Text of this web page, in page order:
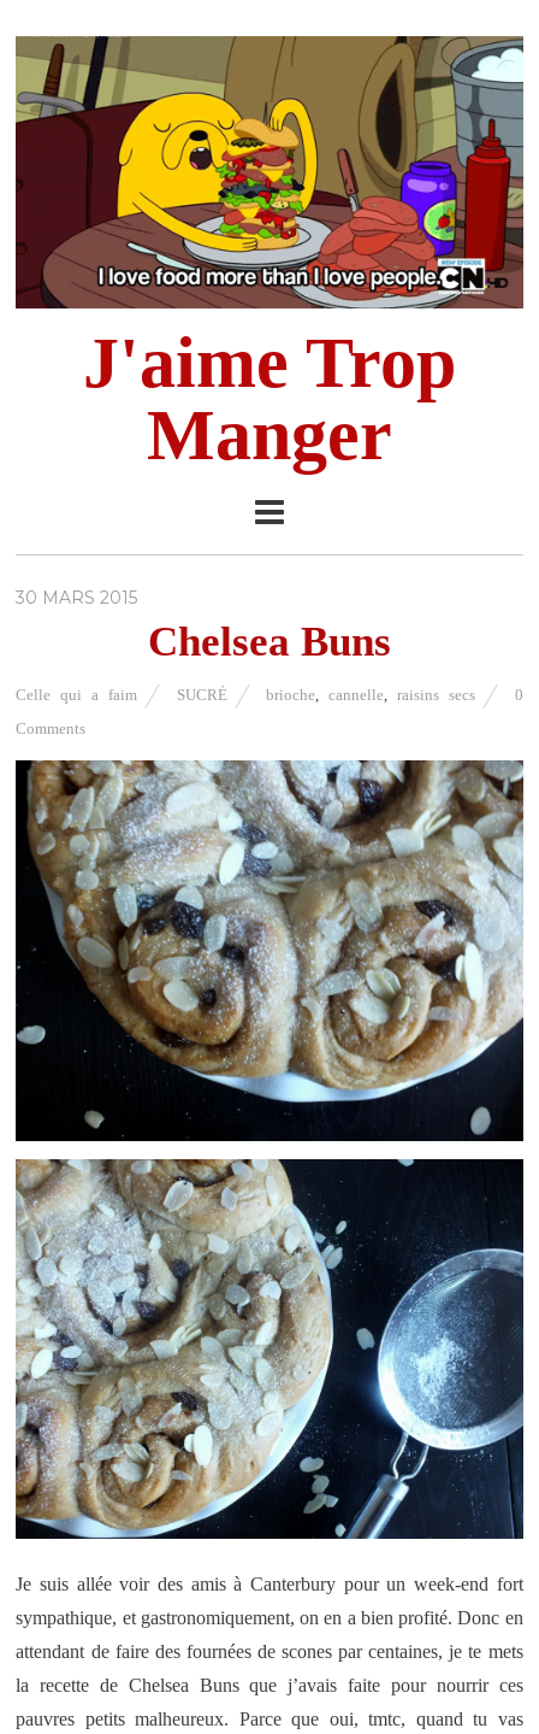
J'aime Trop
Manger
30 MARS 2015
Chelsea Buns
Celle qui a faim SUCRÉ brioche ,cannelle raisins secs
0
Comments
Je suis allée voir des amis à Canterbury pour un week-end fort
sympathique, et gastronomiquement, on en a bien profité. Donc en
attendant de faire des fournées de scones par centaines, je te mets
la recette de Chelsea Buns que j’avais faite pour nourrir ces
pauvres petits malheureux. Parce que oui, tmtc, quand tu vas